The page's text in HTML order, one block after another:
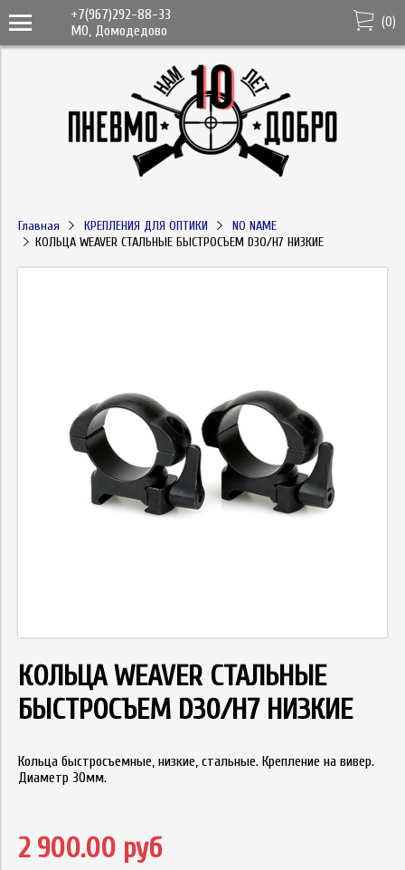
+7(967)292-88-33
МО, Домодедово
(0)
Главная КРЕПЛЕНИЯ ДЛЯ ОПТИКИ
NO NAME
КОЛЬЦА WEAVER СТАЛЬНЫЕ БЫСТРОСЪЕМ D30/H7 НИЗКИЕ
КОЛЬЦА WEAVER СТАЛЬНЫЕ
БЫСТРОСЪЕМ D30/H7 НИЗКИЕ
Кольца быстросъемные, низкие, стальные. Крепление на вивер.
Диаметр 30мм.
2 900.00 руб